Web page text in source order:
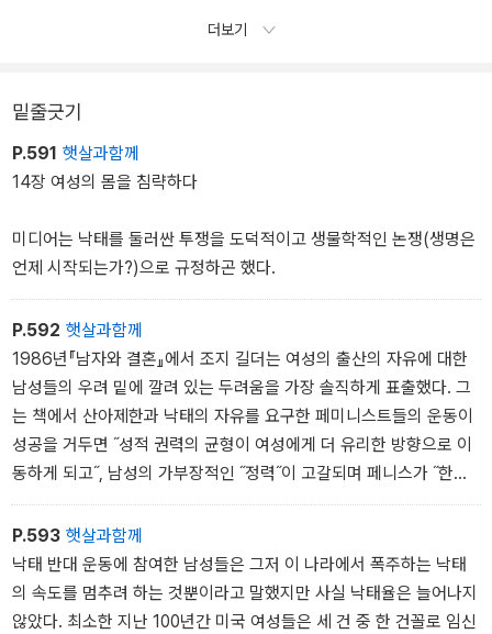
더보기
밑줄긋기
P.591 햇살과함께
14장 여성의 몸을 침략하다
미디어는 낙태를 둘러싼 투쟁을 도덕적이고 생물학적인 논쟁(생명은
언제 시작되는가?)으로 규정하곤 했다.
P.592 햇살과함께
1986년『남자와 결혼』에서 조지 길더는 여성의 출산의 자유에 대한
남성들의 우려 밑에 깔려 있는 두려움을 가장 솔직하게 표출했다. 그
는 책에서 산아제한과 낙태의 자유를 요구한 페미니스트들의 운동이
성공을 거두면 ˝성적 권력의 균형이 여성에게 더 유리한 방향으로 이
동하게 되고˝, 남성의 가부장적인 ˝정력˝이 고갈되며 페니스가 ˝한낱
노리개˝로 전락하게 된다고 밝혔다.
태아의 ‘생명권’을 둘러싼 1980년대의 투쟁에서는, 가정사를 결정할
가부장의 능력이 퇴색된 데 대한 억울함이 배후에서 격하게 분출되는
경우가 너무 많았다. 이런 억울함은 낙태 반대 운동에서 말로 드러나
지는 않지만 무시할 수 없는 의제였다.
P.593 햇살과함께
낙태 반대 운동에 참여한 남성들은 그저 이 나라에서 폭주하는 낙태
의 속도를 멈추려 하는 것뿐이라고 말했지만 사실 낙태율은 늘어나지
않았다. 최소한 지난 100년간 미국 여성들은 세 건 중 한 건꼴로 임신